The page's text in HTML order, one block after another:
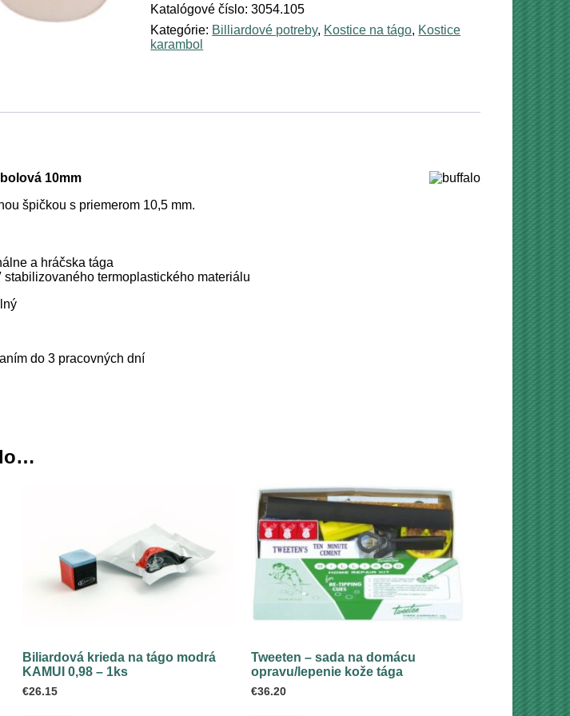
tágo
karambolová
ADAM
XTC
Katalógové číslo:3054.105
Kategórie: Billiardové potreby, Kostice na tágo, Kostice
karambol
10mm
špičkou s priemerom 10,5 mm.
a hráčska tága
termoplastického materiálu
do 3 pracovných dní
Biliardová krieda na tágo modrá
KAMUI 0,98 – 1ks
€26.15
Tweeten – sada na domácu
opravu/lepenie kože tága
€36.20